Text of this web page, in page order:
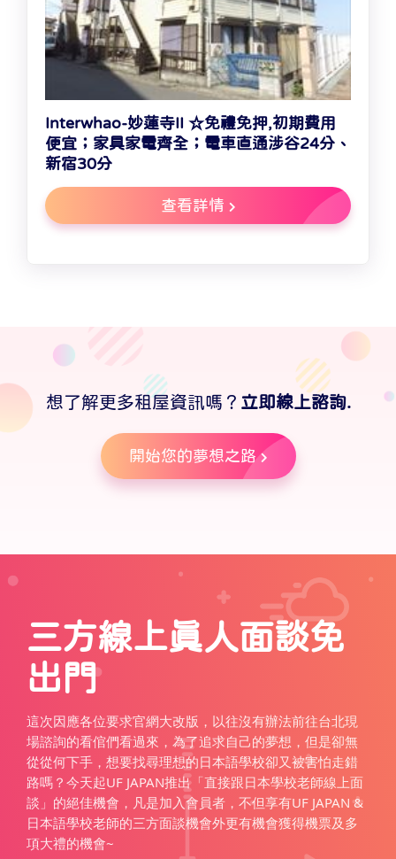
Interwhao-妙蓮寺II ☆免禮免押,初期費用
便宜；家具家電齊全；電車直通涉谷24分、
新宿30分
查看詳情
想了解更多租屋資訊嗎？ 立即線上諮詢.
開始您的夢想之路
三方線上真人面談免
出門
這次因應各位要求官網大改版，以往沒有辦法前往台北現
場諮詢的看倌們看過來，為了追求自己的夢想，但是卻無
從從何下手，想要找尋理想的日本語學校卻又被害怕走錯
路嗎？今天起UF JAPAN推出「直接跟日本學校老師線上面
談」的絕佳機會，凡是加入會員者，不但享有UF JAPAN &
日本語學校老師的三方面談機會外更有機會獲得機票及多
項大禮的機會~